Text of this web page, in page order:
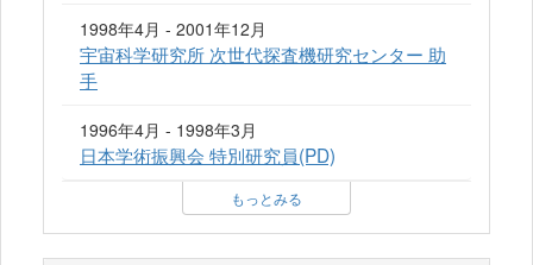
1998年4月 - 2001年12月
宇宙科学研究所 次世代探査機研究センター 助
手
1996年4月 - 1998年3月
日本学術振興会 特別研究員(PD)
もっとみる